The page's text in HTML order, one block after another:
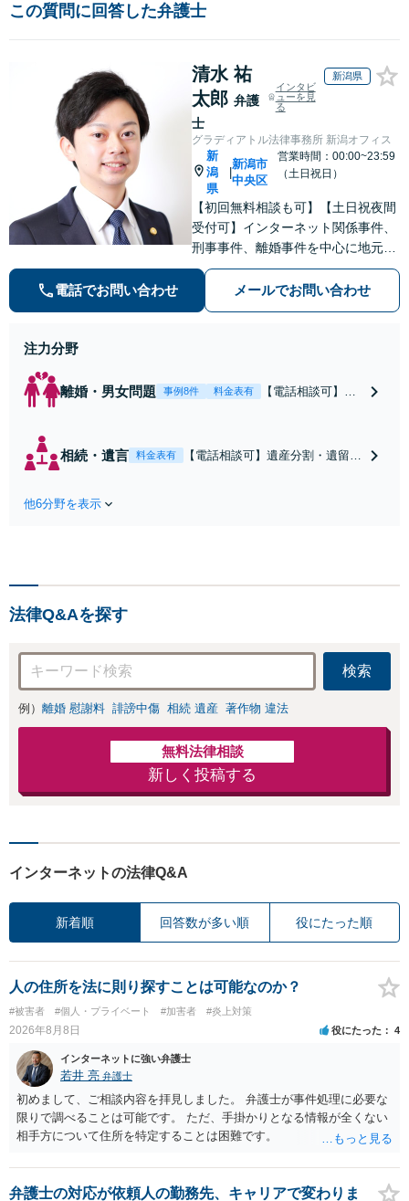
この質問に回答した弁護士
清水 祐
太郎 弁護
士
インタビ
ューを見
る
新潟県
グラディアトル法律事務所 新潟オフィス
新
潟
県
新潟市
中央区
営業時間：00:00~23:59
（土日祝日）
【初回無料相談も可】【土日祝夜間
受付可】インターネット関係事件、
刑事事件、離婚事件を中心に地元新
潟で弁護士業一筋。若さと誠意と情
熱を胸に、依頼者様と真正面から向
き合います。
電話でお問い合わせ メールでお問い合わせ
注力分野
離婚・男女問題 事例8件 料金表有
【電話相談可】不
離婚に関するご相
相続・遺言 料金表有
【電話相談可】遺産分割・遺留
ぞお電話ください。
他6分野を表示
法律Q&Aを探す
検索
例） 離婚 慰謝料 誹謗中傷 相続 遺産 著作物 違法
無料法律相談
新しく投稿する
インターネットの法律Q&A
新着順 回答数が多い順 役にたった順
人の住所を法に則り探すことは可能なのか？
#被害者 #個人・プライベート #加害者 #炎上対策
2026年8月8日 役にたった 4
インターネットに強い弁護士
若井 亮 弁護士
初めまして、ご相談内容を拝見しました。 弁護士が事件処理に必要な
限りで調べることは可能です。 ただ、手掛かりとなる情報が全くない
相手方について住所を特定することは困難です。
弁護士の対応が依頼人の勤務先、キャリアで変わりま